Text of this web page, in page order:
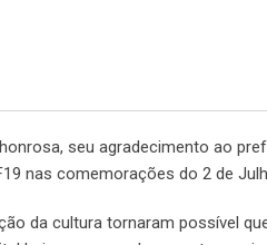
seu agradecimento ao
nas comemorações do 2 de
da cultura tornaram possível